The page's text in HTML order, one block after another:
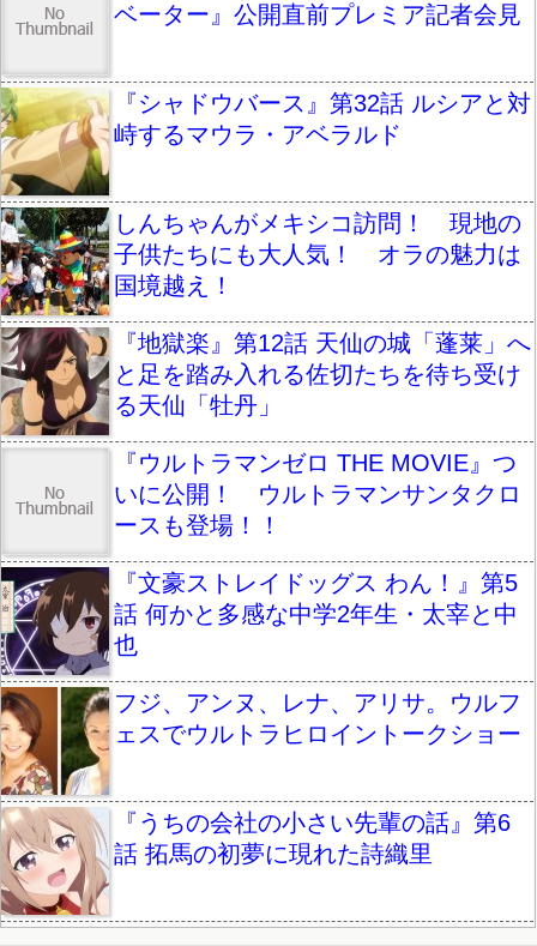
ベーター』公開直前プレミア記者会見
『シャドウバース』第32話 ルシアと対
峙するマウラ・アベラルド
しんちゃんがメキシコ訪問！ 現地の
子供たちにも大人気！ オラの魅力は
国境越え！
『地獄楽』第12話 天仙の城「蓬莱」へ
と足を踏み入れる佐切たちを待ち受け
る天仙「牡丹」
『ウルトラマンゼロ THE MOVIE』つ
いに公開！ ウルトラマンサンタクロ
ースも登場！！
『文豪ストレイドッグス わん！』第5
話 何かと多感な中学2年生・太宰と中
也
フジ、アンヌ、レナ、アリサ。ウルフ
ェスでウルトラヒロイントークショー
『うちの会社の小さい先輩の話』第6
話 拓馬の初夢に現れた詩織里